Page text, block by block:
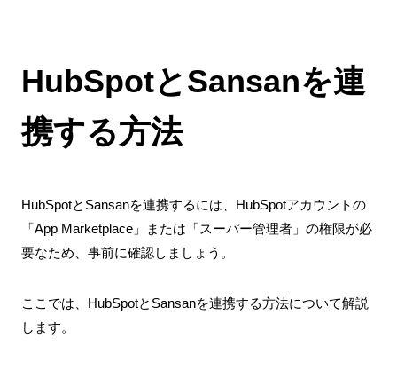
HubSpotとSansanを連
携する方法
HubSpotとSansanを連携するには、HubSpotアカウントの
「App Marketplace」または「スーパー管理者」の権限が必
要なため、事前に確認しましょう。
ここでは、HubSpotとSansanを連携する方法について解説
します。